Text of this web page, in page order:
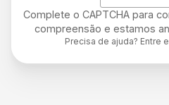
Complete o CAPTCHA para
compreensão e estamos
Precisa de ajuda? Entre